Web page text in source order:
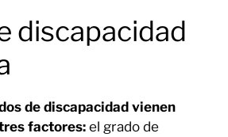
discapacidad
de discapacidad vienen
factores: el grado de